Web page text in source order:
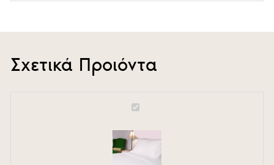
Σχετικά Προιόντα